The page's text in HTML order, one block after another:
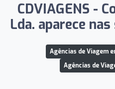
CDVIAGENS -
Lda. aparece
Agências de Viagem
Agências de